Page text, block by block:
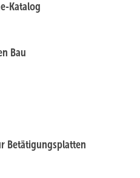
Katalog
Bau
Betätigungsplatten